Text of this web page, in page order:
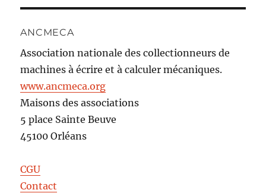
ANCMECA
Association nationale des collectionneurs de
machines à écrire et à calculer mécaniques.
www.ancmeca.org
Maisons des associations
5 place Sainte Beuve
45100 Orléans
CGU
Contact